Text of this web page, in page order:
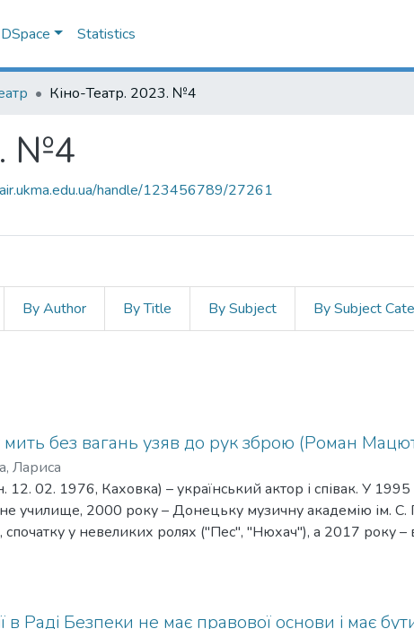
Statistics
Кіно-Театр. 2023. №4
№4
handle/123456789/27261
By Author By Title By Subject By Subject
без вагань узяв до рук зброю (Роман
Лариса
02. 1976, Каховка) – український актор і співак. У 1995
училище, 2000 року – Донецьку музичну академію ім. С.
спочатку у невеликих ролях ("Пес", "Нюхач"), а 2017 року – в
"Ментівські війни. Київ" (режисер Андрій
Янчука, 2018), Кирило (українсько-грузинський
у серіалах: білогвардієць Орловський ("Сувенір з
в Раді Безпеки не має правової основи і має